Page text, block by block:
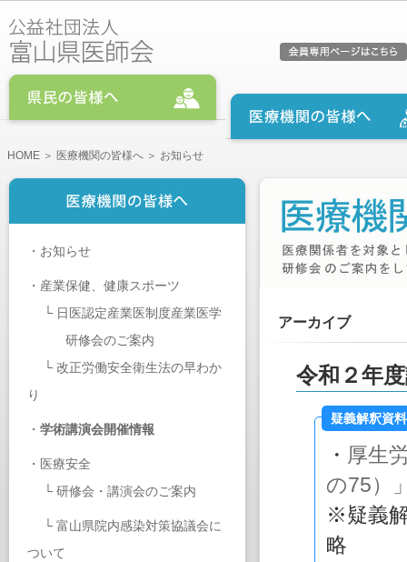
HOME ＞ 医療機関の皆様へ ＞ お知らせ
・ お知らせ
・ 産業保健、健康スポーツ
└ 日医認定産業医制度産業医学
研修会のご案内
└ 改正労働安全衛生法の早わか
り
・ 学術講演会開催情報
・ 医療安全
└ 研修会・講演会のご案内
└ 富山県院内感染対策協議会に
ついて
アーカイブ
令和２年
疑義解釈資料
・ 厚生
の75）
※疑義
略